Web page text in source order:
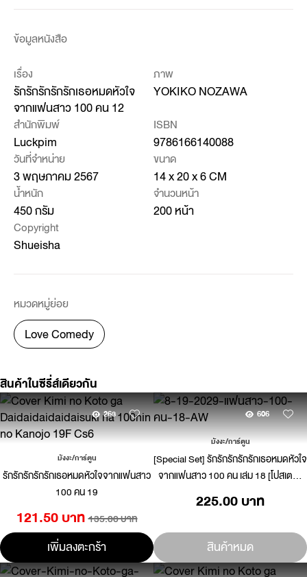
ข้อมูลหนังสือ
เรื่อง
รักรักรักรักรักเธอหมดหัวใจ
จากแฟนสาว 100 คน 12
ภาพ
YOKIKO NOZAWA
สำนักพิมพ์
Luckpim
ISBN
9786166140088
วันที่จำหน่าย
3 พฤษภาคม 2567
ขนาด
14 x 20 x 6 CM
น้ำหนัก
450 กรัม
จำนวนหน้า
200 หน้า
Copyright
Shueisha
หมวดหมู่ย่อย
Love Comedy
สินค้าในซีรี่ส์เดียวกัน
263
มังงะ/การ์ตูน
รักรักรักรักรักเธอหมดหัวใจจากแฟนสาว
100 คน 19
121.50 บาท 135.00 บาท
เพิ่มลงตะกร้า
606
มังงะ/การ์ตูน
[Special Set] รักรักรักรักรักเธอหมดหัวใจ
จากแฟนสาว 100 คน เล่ม 18 [โปสเตอร์
225.00 บาท
สินค้าหมด